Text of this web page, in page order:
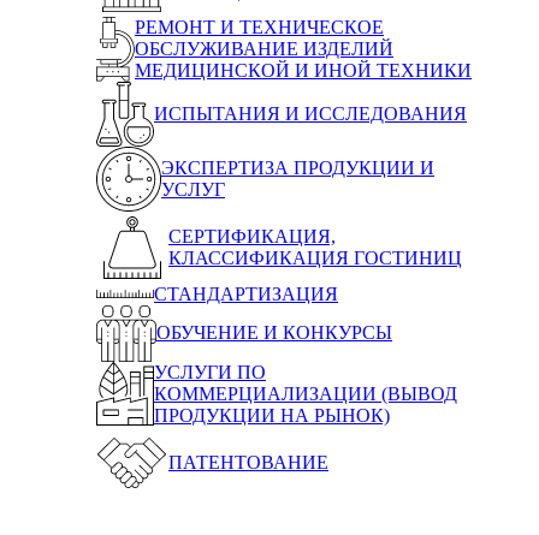
РЕМОНТ И ТЕХНИЧЕСКОЕ
ОБСЛУЖИВАНИЕ ИЗДЕЛИЙ
МЕДИЦИНСКОЙ И ИНОЙ ТЕХНИКИ
ИСПЫТАНИЯ И ИССЛЕДОВАНИЯ
ЭКСПЕРТИЗА ПРОДУКЦИИ И
УСЛУГ
СЕРТИФИКАЦИЯ,
КЛАССИФИКАЦИЯ ГОСТИНИЦ
СТАНДАРТИЗАЦИЯ
ОБУЧЕНИЕ И КОНКУРСЫ
УСЛУГИ ПО
КОММЕРЦИАЛИЗАЦИИ (ВЫВОД
ПРОДУКЦИИ НА РЫНОК)
ПАТЕНТОВАНИЕ